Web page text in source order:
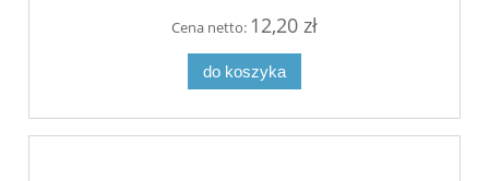
Cena netto: 12,20 zł
do koszyka